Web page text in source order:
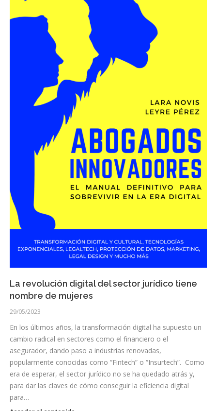
La revolución digital del sector jurídico tiene
nombre de mujeres
29/05/2023
En los últimos años, la transformación digital ha supuesto un
cambio radical en sectores como el financiero o el
asegurador, dando paso a industrias renovadas,
popularmente conocidas como “Fintech” o “Insurtech”. Como
era de esperar, el sector jurídico no se ha quedado atrás y,
para dar las claves de cómo conseguir la eficiencia digital
para…